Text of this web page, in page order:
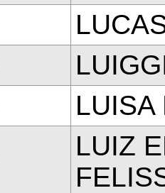
LUISA
LUIZ